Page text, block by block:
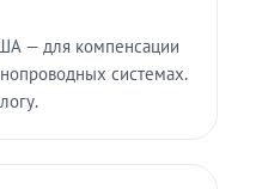
— для компенсации
системах.